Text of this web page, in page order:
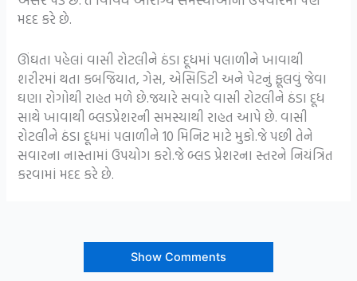
મદદ કરે છે.
ઊંઘતા પહેલાં વાસી રોટલીને ઠંડા દૂધમાં પલાળીને ખાવાથી
શરીરમાં થતા કબજિયાત, ગેસ, એસિડિટી અને પેટનું ફૂલવું જેવા
ઘણા રોગોથી રાહત મળે છે.જયારે સવારે વાસી રોટલીને ઠંડા દૂધ
સાથે ખાવાથી બ્લડપ્રેશરની સમસ્યાથી રાહત આપે છે. વાસી
રોટલીને ઠંડા દૂધમાં પલાળીને 10 મિનિટ માટે મુકો.જે પછી તેને
સવારના નાસ્તામાં ઉપયોગ કરો.જે બ્લડ પ્રેશરના સ્તરને નિયંત્રિત
કરવામાં મદદ કરે છે.
Show Comments